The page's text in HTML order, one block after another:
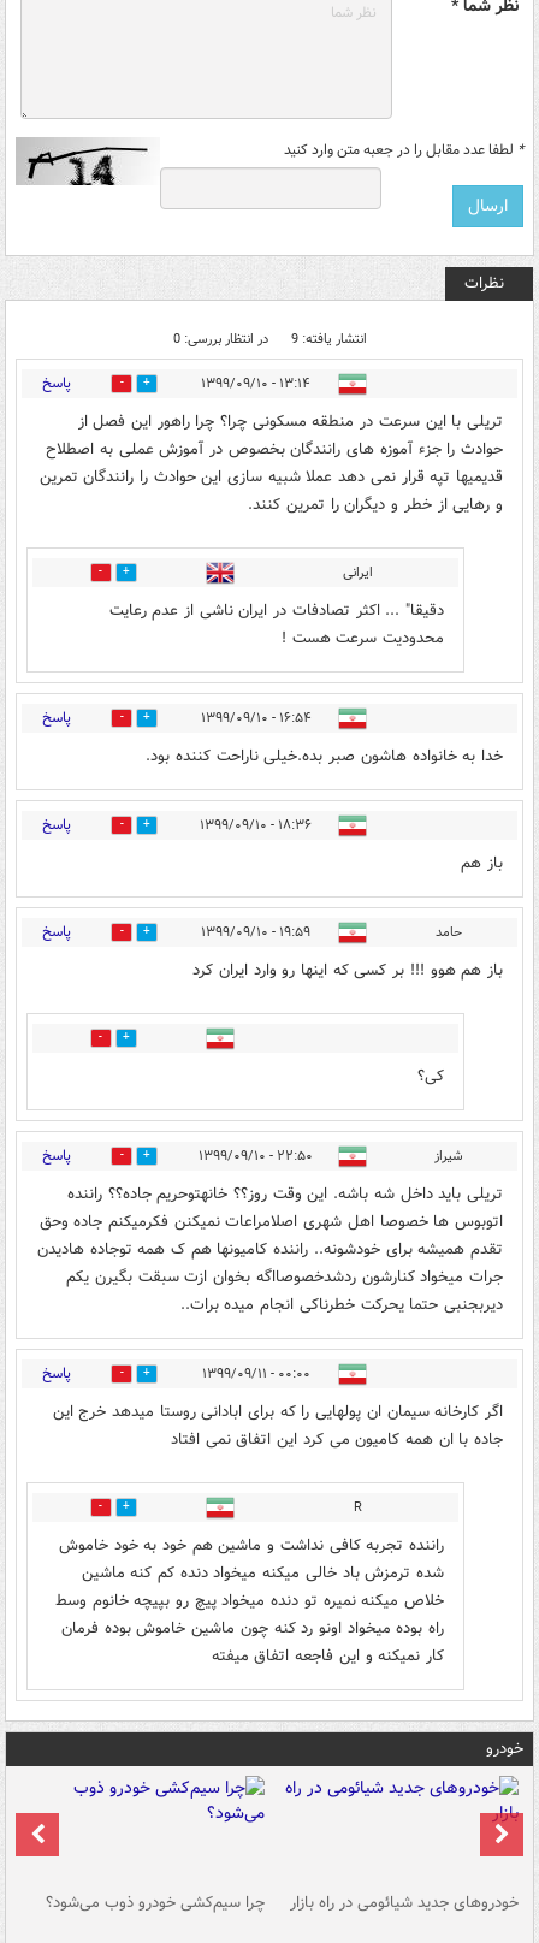
نظر شما *
* لطفا عدد مقابل را در جعبه متن وارد کنید
نظرات
انتشار یافته: 9 در انتظار بررسی: 0
۱۳:۱۴ - ۱۳۹۹/۰۹/۱۰ 5 پاسخ
تریلی با این سرعت در منطقه مسکونی چرا؟ چرا راهور این فصل از
حوادث را جزء آموزه های رانندگان بخصوص در آموزش عملی به اصطلاح
قدیمیها تپه قرار نمی دهد عملا شبیه سازی این حوادث را رانندگان تمرین
و رهایی از خطر و دیگران را تمرین کنند.
ایرانی 1
دقیقا" ... اکثر تصادفات در ایران ناشی از عدم رعایت
محدودیت سرعت هست !
۱۶:۵۴ - ۱۳۹۹/۰۹/۱۰ 5 پاسخ
خدا به خانواده هاشون صبر بده.خیلی ناراحت کننده بود.
۱۸:۳۶ - ۱۳۹۹/۰۹/۱۰ 0 پاسخ
باز هم
حامد ۱۹:۵۹ - ۱۳۹۹/۰۹/۱۰ 0 پاسخ
باز هم هوو !!! بر کسی که اینها رو وارد ایران کرد
0
کی؟
شیراز ۲۲:۵۰ - ۱۳۹۹/۰۹/۱۰ 2 پاسخ
تریلی باید داخل شه باشه. این وقت روز؟؟ خانهتوحریم جاده؟؟ راننده
اتوبوس ها خصوصا اهل شهری اصلامراعات نمیکنن فکرمیکنم جاده وحق
تقدم همیشه برای خودشونه.. راننده کامیونها هم ک همه توجاده هادیدن
جرات میخواد کنارشون ردشدخصوصااگه بخوان ازت سبقت بگیرن یکم
دیربجنبی حتما یحرکت خطرناکی انجام میده برات..
۰۰:۰۰ - ۱۳۹۹/۰۹/۱۱ 0 پاسخ
اگر کارخانه سیمان ان پولهایی را که برای ابادانی روستا میدهد خرج این
جاده با ان همه کامیون می کرد این اتفاق نمی افتاد
R
0
راننده تجربه کافی نداشت و ماشین هم خود به خود خاموش
شده ترمزش باد خالی میکنه میخواد دنده کم کنه ماشین
خلاص میکنه نمیره تو دنده میخواد پیچ رو بپیچه خانوم وسط
راه بوده میخواد اونو رد کنه چون ماشین خاموش بوده فرمان
کار نمیکنه و این فاجعه اتفاق میفته
خودرو
خودروهای جدید شیائومی در راه بازار چرا سیم‌کشی خودرو ذوب می‌شود؟